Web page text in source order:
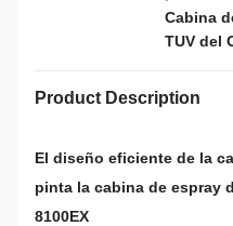
Cabina
TUV del
Product Description
El diseño eficiente de la
pinta la cabina de espray
8100EX